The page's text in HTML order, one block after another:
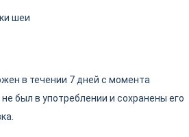
шеи
в течении 7 дней с момента
был в употреблении и сохранены его